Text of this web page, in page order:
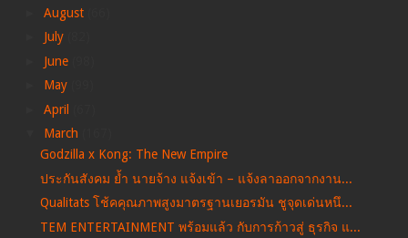
August
July
June
May
April
March
Godzilla x Kong: The New Empire
ประกันสังคม ย้ำ นายจ้าง แจ้งเข้า – แจ้งลาออกจากงาน...
Qualitats โช้คคุณภาพสูงมาตรฐานเยอรมัน ชูจุดเด่นหนึ...
TEM ENTERTAINMENT พร้อมแล้ว กับการก้าวสู่ ธุรกิจ แ...